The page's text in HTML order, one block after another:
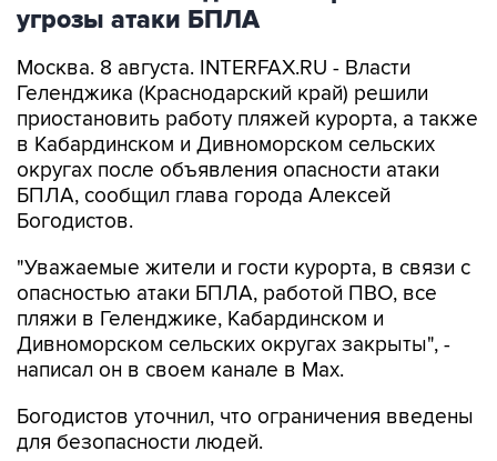
угрозы атаки БПЛА
Москва. 8 августа. INTERFAX.RU - Власти
Геленджика (Краснодарский край) решили
приостановить работу пляжей курорта, а также
в Кабардинском и Дивноморском сельских
округах после объявления опасности атаки
БПЛА, сообщил глава города Алексей
Богодистов.
"Уважаемые жители и гости курорта, в связи с
опасностью атаки БПЛА, работой ПВО, все
пляжи в Геленджике, Кабардинском и
Дивноморском сельских округах закрыты", -
написал он в своем канале в Max.
Богодистов уточнил, что ограничения введены
для безопасности людей.